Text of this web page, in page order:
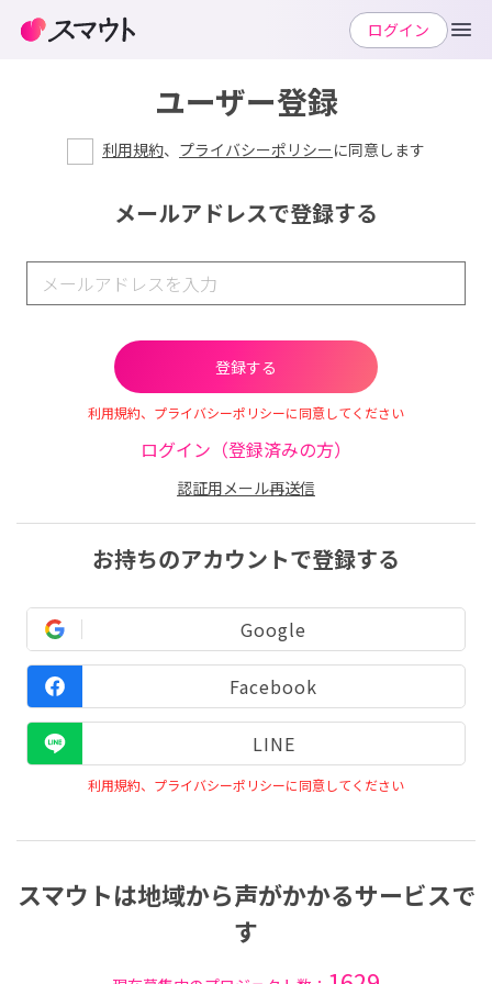
ユーザー登録
利用規約、 プライバシーポリシーに同意します
メールアドレスで登録する
利用規約、プライバシーポリシーに同意してください
ログイン（登録済みの方）
認証用メール再送信
お持ちのアカウントで登録する
Google
Facebook
LINE
利用規約、プライバシーポリシーに同意してください
スマウトは地域から声がかかるサービスで
す
ログイン